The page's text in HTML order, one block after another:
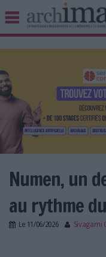
BIBLIOTHÈQUE ÉDITION
UNIVERS DATA
TRAVAIL COLLABORATIF
VIE NUMÉRIQUE
NUMÉRIQUE
LES DOSSIERS
Numen, un
au rythme
Le 11/06/2026 Sivagami